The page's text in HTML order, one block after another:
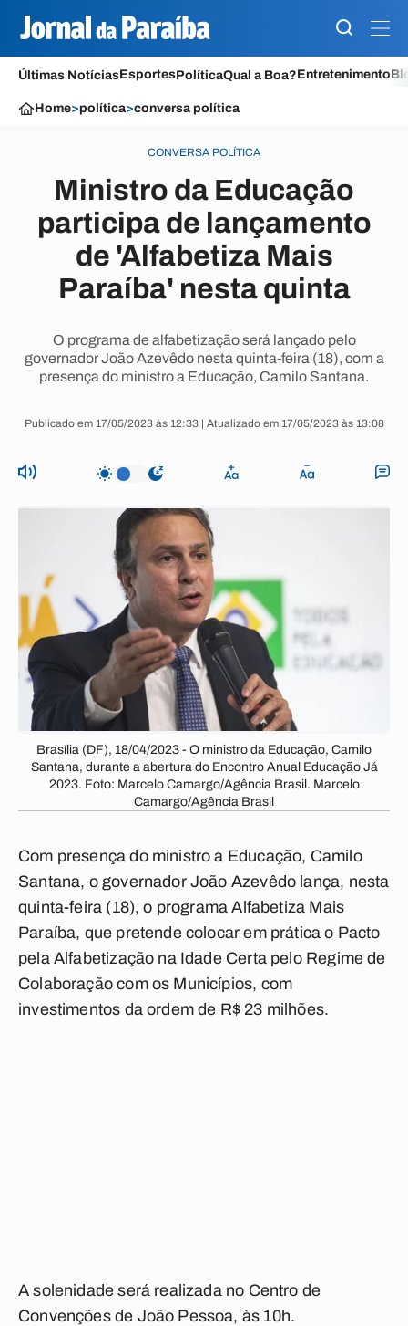
Últimas NotíciasEsportesPolíticaQual a Boa?Entretenimento
Home>política>conversa política
CONVERSA POLÍTICA
Ministro da Educação
participa de lançamento
de 'Alfabetiza Mais
Paraíba' nesta quinta
O programa de alfabetização será lançado pelo
governador João Azevêdo nesta quinta-feira (18), com a
presença do ministro a Educação, Camilo Santana.
Publicado em 17/05/2023 às 12:33 | Atualizado em 17/05/2023 às 13:08
Brasília (DF), 18/04/2023 - O ministro da Educação, Camilo
Santana, durante a abertura do Encontro Anual Educação Já
2023. Foto: Marcelo Camargo/Agência Brasil. Marcelo
Camargo/Agência Brasil
Com presença do ministro a Educação, Camilo
Santana, o governador João Azevêdo lança, nesta
quinta-feira (18), o programa Alfabetiza Mais
Paraíba, que pretende colocar em prática o Pacto
pela Alfabetização na Idade Certa pelo Regime de
Colaboração com os Municípios, com
investimentos da ordem de R$ 23 milhões.
A solenidade será realizada no Centro de
Convenções de João Pessoa, às 10h.